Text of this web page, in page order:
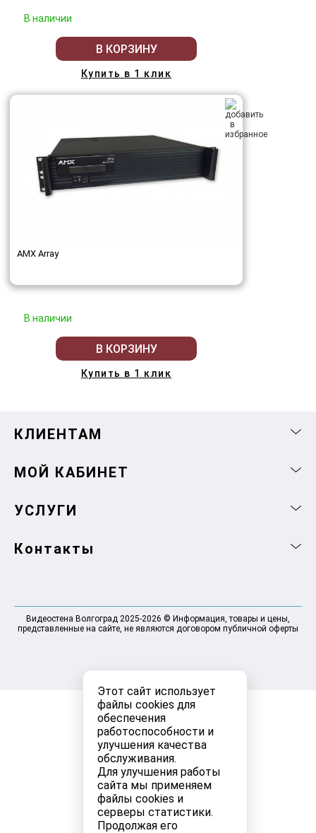
Этот сайт использует
файлы cookies для
обеспечения
работоспособности и
улучшения качества
обслуживания.
Для улучшения работы
сайта мы применяем
файлы cookies и
серверы статистики.
Продолжая его
В наличии
В КОРЗИНУ
Купить в 1 клик
AMX Array
В наличии
В КОРЗИНУ
Купить в 1 клик
КЛИЕНТАМ
МОЙ КАБИНЕТ
УСЛУГИ
Контакты
Видеостена Волгоград 2025-2026 © Информация, товары и цены,
представленные на сайте, не являются договором публичной оферты